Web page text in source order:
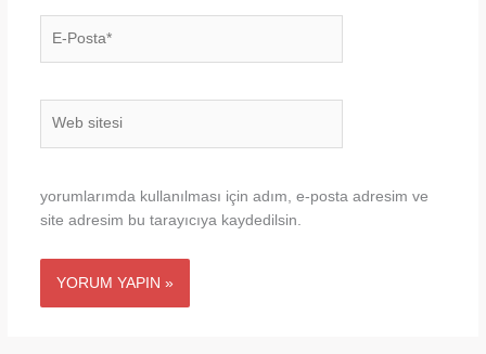
Posta*
yorumlarımda kullanılması için adım, e-posta adresim ve
site adresim bu tarayıcıya kaydedilsin.